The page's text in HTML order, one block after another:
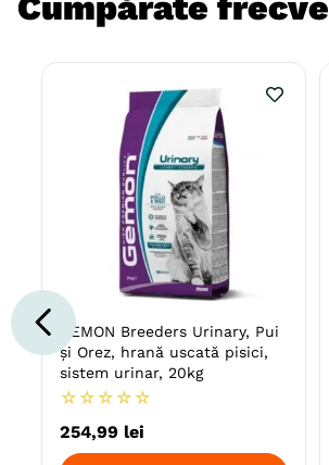
GEMON Breeders Urinary, Pui
și Orez, hrană uscată pisici,
sistem urinar, 20kg
☆ ☆ ☆ ☆ ☆
254,99 lei